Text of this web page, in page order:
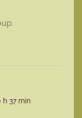
h 37 min